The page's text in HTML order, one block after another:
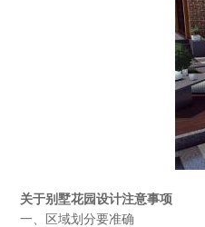
关于别墅花园设计注意事项
一、区域划分要准确